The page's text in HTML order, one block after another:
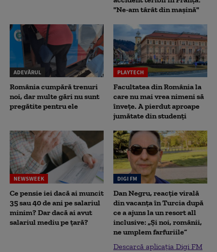
"Ne-am târât din mașină"
ADEVĂRUL
România cumpără trenuri
noi, dar multe gări nu sunt
pregătite pentru ele
PLAYTECH
Facultatea din România la
care nu mai vrea nimeni să
înveţe. A pierdut aproape
jumătate din studenţi
NEWSWEEK
Ce pensie iei dacă ai muncit
35 sau 40 de ani pe salariul
minim? Dar dacă ai avut
salariul mediu pe țară?
DIGI FM
Dan Negru, reacție virală
din vacanța în Turcia după
ce a ajuns la un resort all
inclusive: „Și noi, românii,
ne umplem farfuriile”
Descarcă aplicația Digi FM